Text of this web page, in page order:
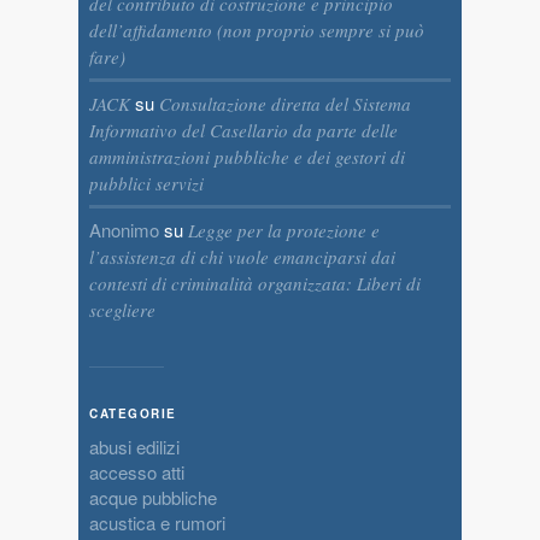
dell’affidamento (non proprio sempre si può
fare)
JACKsu Consultazione diretta del Sistema
Informativo del Casellario da parte delle
amministrazioni pubbliche e dei gestori di
pubblici servizi
Anonimosu Legge per la protezione e
l’assistenza di chi vuole emanciparsi dai
contesti di criminalità organizzata: Liberi di
scegliere
CATEGORIE
abusi edilizi
accesso atti
acque pubbliche
acustica e rumori